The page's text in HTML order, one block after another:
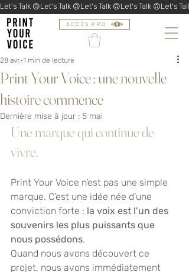
ACCÈS PRO
Let's Talk 🙃
Print Your Voice : une nouvelle
histoire commence
28 avr. 1 min de lecture
Dernière mise à jour : 5 mai
Une marque qui continue de
vivre.
Print Your Voice n’est pas une simple
marque. C’est une idée née d’une
conviction forte : la voix est l’un des
souvenirs les plus puissants que
nous possédons.
Quand nous avons découvert ce
projet, nous avons immédiatement